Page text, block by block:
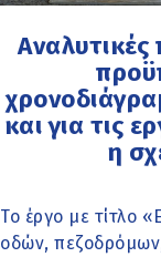
Αναλυτικές
και για τις
η
Το έργο με τίτλο
οδών,